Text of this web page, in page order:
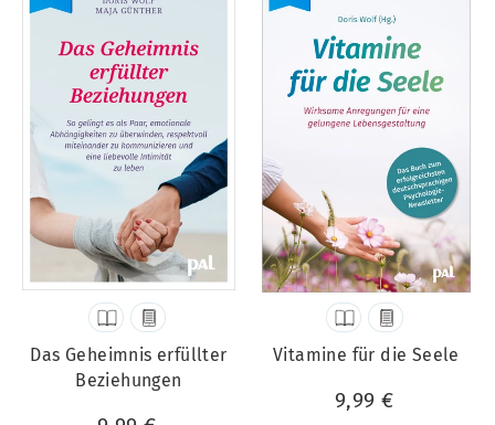
Das Geheimnis erfüllter
Beziehungen
Vitamine für die Seele
9,99 €